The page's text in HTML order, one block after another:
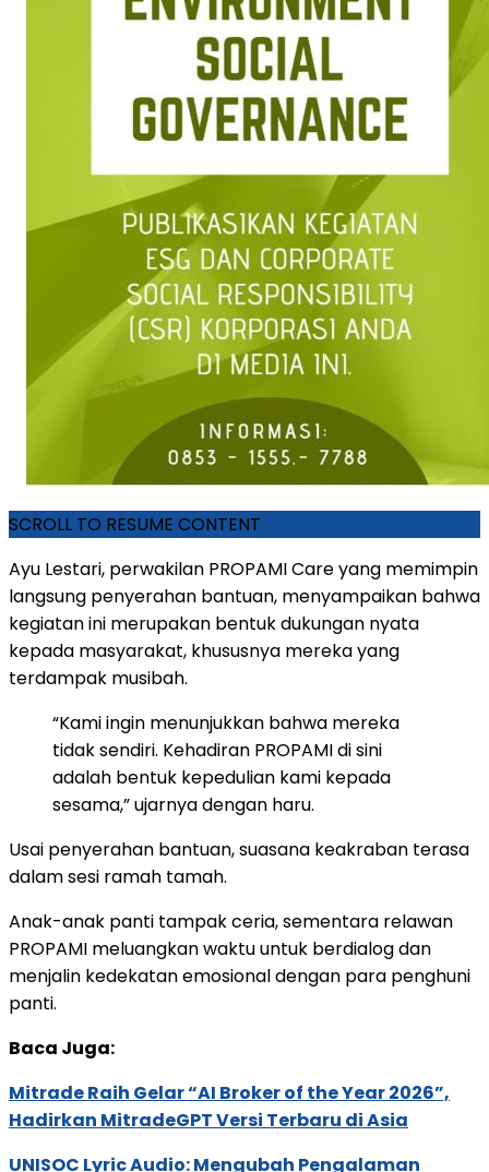
SCROLL TO RESUME CONTENT
Ayu Lestari, perwakilan PROPAMI Care yang memimpin
langsung penyerahan bantuan, menyampaikan bahwa
kegiatan ini merupakan bentuk dukungan nyata
kepada masyarakat, khususnya mereka yang
terdampak musibah.
“Kami ingin menunjukkan bahwa mereka
tidak sendiri. Kehadiran PROPAMI di sini
adalah bentuk kepedulian kami kepada
sesama,” ujarnya dengan haru.
Usai penyerahan bantuan, suasana keakraban terasa
dalam sesi ramah tamah.
Anak-anak panti tampak ceria, sementara relawan
PROPAMI meluangkan waktu untuk berdialog dan
menjalin kedekatan emosional dengan para penghuni
panti.
Baca Juga:
Mitrade Raih Gelar “AI Broker of the Year 2026”,
Hadirkan MitradeGPT Versi Terbaru di Asia
UNISOC Lyric Audio: Mengubah Pengalaman